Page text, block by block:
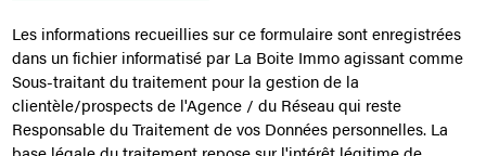
Les informations recueillies sur ce formulaire sont enregistrées
dans un fichier informatisé par La Boite Immo agissant comme
Sous-traitant du traitement pour la gestion de la
clientèle/prospects de l'Agence / du Réseau qui reste
Responsable du Traitement de vos Données personnelles. La